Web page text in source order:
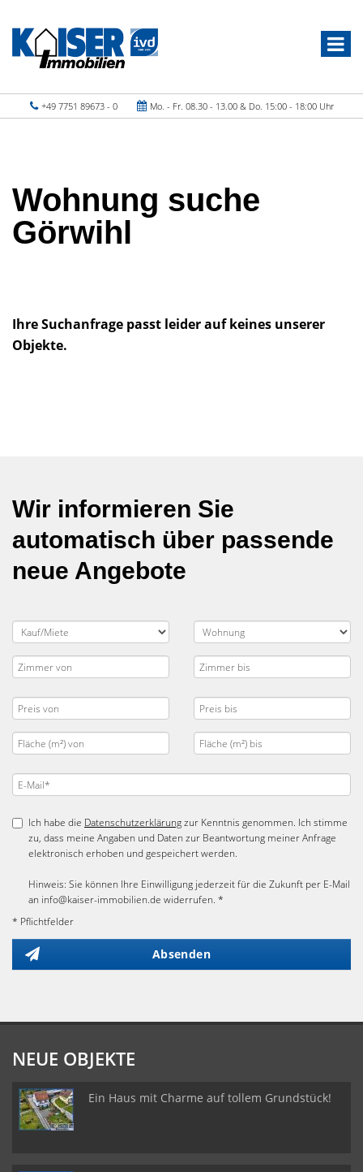
+49 7751 89673 - 0 Mo. - Fr. 08.30 - 13.00 & Do. 15:00 - 18:00 Uhr
Wohnung suche
Görwihl
Ihre Suchanfrage passt leider auf keines unserer
Objekte.
Wir informieren Sie
automatisch über passende
neue Angebote
Ich habe die Datenschutzerklärungzur Kenntnis genommen. Ich stimme
zu, dass meine Angaben und Daten zur Beantwortung meiner Anfrage
elektronisch erhoben und gespeichert werden.
Hinweis: Sie können Ihre Einwilligung jederzeit für die Zukunft per E-Mail
an info@kaiser-immobilien.de widerrufen. *
* Pflichtfelder
Absenden
NEUE OBJEKTE
Ein Haus mit Charme auf tollem Grundstück!